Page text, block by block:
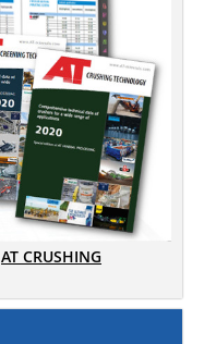
AT CRUSHING